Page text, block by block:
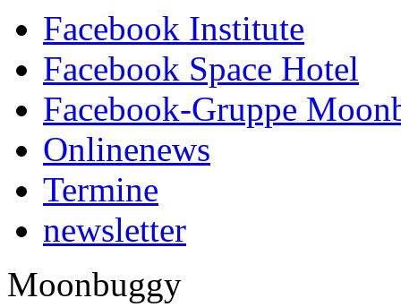
Facebook Institute
Facebook Space Hotel
Facebook-Gruppe
Onlinenews
Termine
newsletter
Moonbuggy